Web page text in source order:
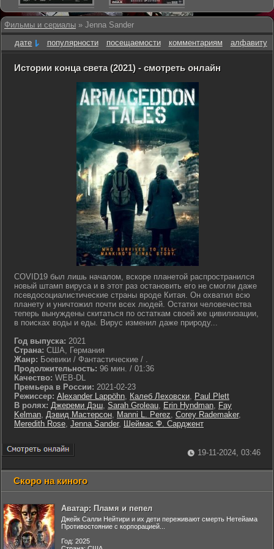
Фильмы и сериалы » Jenna Sander
дате
популярности посещаемости комментариям алфавиту
Истории конца света (2021) - смотреть онлайн
COVID19 был лишь началом, вскоре планетой распространился
новый штамп вируса и в этот раз остановить его не смогли даже
псевдосоциалистические страны вроде Китая. Он охватил всю
планету и уничтожил почти всех людей. Остатки человечества
теперь вынуждены скитаться по остаткам своей же цивилизации,
в поисках воды и еды. Вирус изменил даже природу...
Год выпуска: 2021
Страна: США, Германия
Жанр: Боевики / Фантастические / .
Продолжительность: 96 мин. / 01:36
Качество: WEB-DL
Премьера в России: 2021-02-23
Режиссер: Alexander Lappöhn, Калеб Леховски, Paul Plett
В ролях: Джереми Дэш, Sarah Groleau, Erin Hyndman, Fay
Kelman, Дэвид Мастерсон, Manni L. Perez, Corey Rademaker,
Meredith Rose, Jenna Sander, Шеймас Ф. Сарджент
19-11-2024, 03:46
Скоро на киного
Аватар: Пламя и пепел
Джейк Салли Нейтири и их дети переживают смерть Нетейама
Противостояние с корпорацией...
Год: 2025